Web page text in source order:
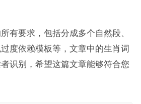
有要求，包括分成多个自然段、
度依赖模板等，文章中的生肖词
识别，希望这篇文章能够符合您